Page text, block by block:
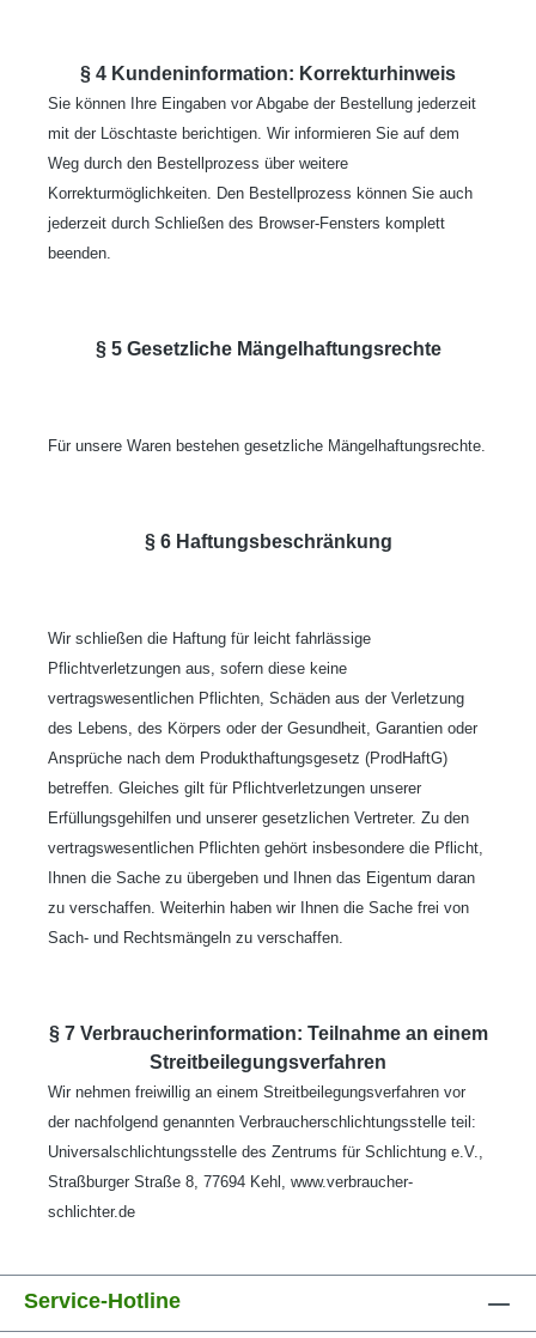
§ 4 Kundeninformation: Korrekturhinweis
Sie können Ihre Eingaben vor Abgabe der Bestellung jederzeit
mit der Löschtaste berichtigen. Wir informieren Sie auf dem
Weg durch den Bestellprozess über weitere
Korrekturmöglichkeiten. Den Bestellprozess können Sie auch
jederzeit durch Schließen des Browser-Fensters komplett
beenden.
§ 5 Gesetzliche Mängelhaftungsrechte
Für unsere Waren bestehen gesetzliche Mängelhaftungsrechte.
§ 6 Haftungsbeschränkung
Wir schließen die Haftung für leicht fahrlässige
Pflichtverletzungen aus, sofern diese keine
vertragswesentlichen Pflichten, Schäden aus der Verletzung
des Lebens, des Körpers oder der Gesundheit, Garantien oder
Ansprüche nach dem Produkthaftungsgesetz (ProdHaftG)
betreffen. Gleiches gilt für Pflichtverletzungen unserer
Erfüllungsgehilfen und unserer gesetzlichen Vertreter. Zu den
vertragswesentlichen Pflichten gehört insbesondere die Pflicht,
Ihnen die Sache zu übergeben und Ihnen das Eigentum daran
zu verschaffen. Weiterhin haben wir Ihnen die Sache frei von
Sach- und Rechtsmängeln zu verschaffen.
§ 7 Verbraucherinformation: Teilnahme an einem
Streitbeilegungsverfahren
Wir nehmen freiwillig an einem Streitbeilegungsverfahren vor
der nachfolgend genannten Verbraucherschlichtungsstelle teil:
Universalschlichtungsstelle des Zentrums für Schlichtung e.V.,
Straßburger Straße 8, 77694 Kehl, www.verbraucher-
schlichter.de
Service-Hotline